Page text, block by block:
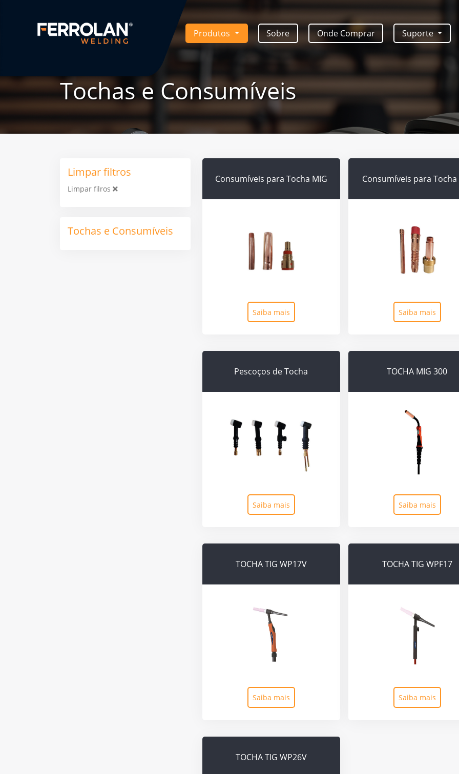
Produtos Sobre Onde Comprar Suporte
Tochas e Consumíveis
Limpar filtros
Limpar filros
Tochas e Consumíveis
Consumíveis para Tocha MIG
Saiba mais
Consumíveis para Tocha
Saiba mais
Pescoços de Tocha
Saiba mais
TOCHA MIG 300
Saiba mais
TOCHA TIG WP17V
Saiba mais
TOCHA TIG WPF17
Saiba mais
TOCHA TIG WP26V